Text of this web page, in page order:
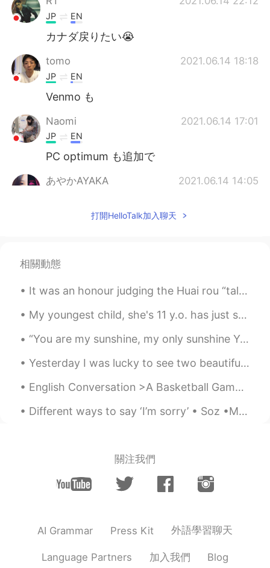
JP EN
カナダ戻りたい😭
tomo 2021.06.14 18:18
JP EN
Venmo も
Naomi 2021.06.14 17:01
JP EN
PC optimum も追加で
あやかAYAKA 2021.06.14 14:05
ウォルマートが西友を買ったので日本にも
ダララマはまだありますか？ 日本人は100
もいいかな😊 名前は忘れましたが、確かト
ーパーは日本食を作りたかった時に行き助
JP EN
特に、カナダに来たばかりの日本人は
を 簡単にできます。
簡単にできます。
パートタイムとフ ルタイムの求人
方が掲載されています。
幅広い仕事ができ
るのでもし仕事探し
打開HelloTalk加入聊天
相關動態
It was an honour judging the Huai rou “talkshow” English competition. I am surprised and amazed a...
My youngest child, she's 11 y.o. has just started high school today! Her older brother even came...
“You are my sunshine, my only sunshine You make me happy, when skies are grey You’ll never know, ...
Yesterday I was lucky to see two beautiful friends get married at a farm in Cambridge! The weathe...
English Conversation >A Basketball Game< A: Did you go to the basketball game on Friday? B: No...
Different ways to say ‘I’m sorry’ • Soz •My mistake •My bad •Apologies •Srry /Sry •I was wrong o...
關注我們
AI Grammar Press Kit 外語學習聊天
Language Partners 加入我們 Blog